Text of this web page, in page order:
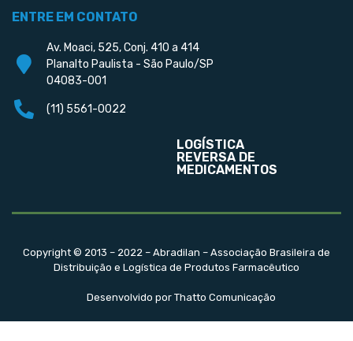
ENTRE EM CONTATO
Av. Moaci, 525, Conj. 410 a 414
Planalto Paulista - São Paulo/SP
04083-001
(11) 5561-0022
LOGÍSTICA
REVERSA DE
MEDICAMENTOS
Copyright © 2013 – 2022 – Abradilan – Associação Brasileira de
Distribuição e Logística de Produtos Farmacêutico
Desenvolvido por Thatto Comunicação